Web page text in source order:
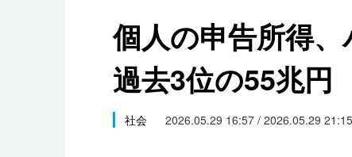
国際
社会
文化
個人の申告所得
過去3位の55兆円
社会 2026.05.29 16:57 / 2026.05.29 21:15